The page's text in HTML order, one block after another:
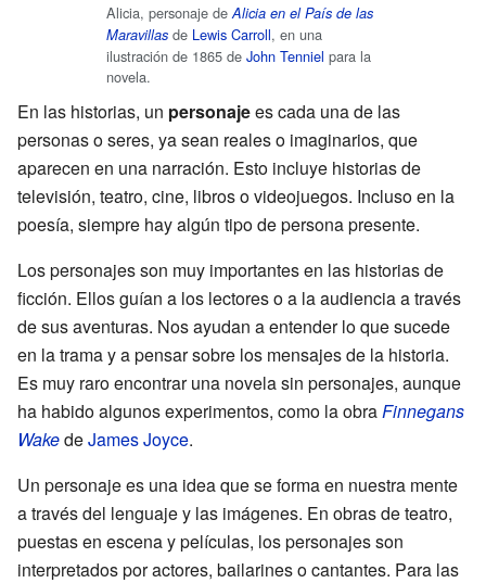
Alicia, personaje deAlicia en el País de las
Maravillas de Lewis Carroll, en una
ilustración de 1865 de John Tenniel para la
novela.
En las historias, un personajees cada una de las
personas o seres, ya sean reales o imaginarios, que
aparecen en una narración. Esto incluye historias de
televisión, teatro, cine, libros o videojuegos. Incluso en la
poesía, siempre hay algún tipo de persona presente.
Los personajes son muy importantes en las historias de
ficción. Ellos guían a los lectores o a la audiencia a través
de sus aventuras. Nos ayudan a entender lo que sucede
en la trama y a pensar sobre los mensajes de la historia.
Es muy raro encontrar una novela sin personajes, aunque
ha habido algunos experimentos, como la obra Finnegans
WakedeJames Joyce.
Un personaje es una idea que se forma en nuestra mente
a través del lenguaje y las imágenes. En obras de teatro,
puestas en escena y películas, los personajes son
interpretados por actores, bailarines o cantantes. Para las